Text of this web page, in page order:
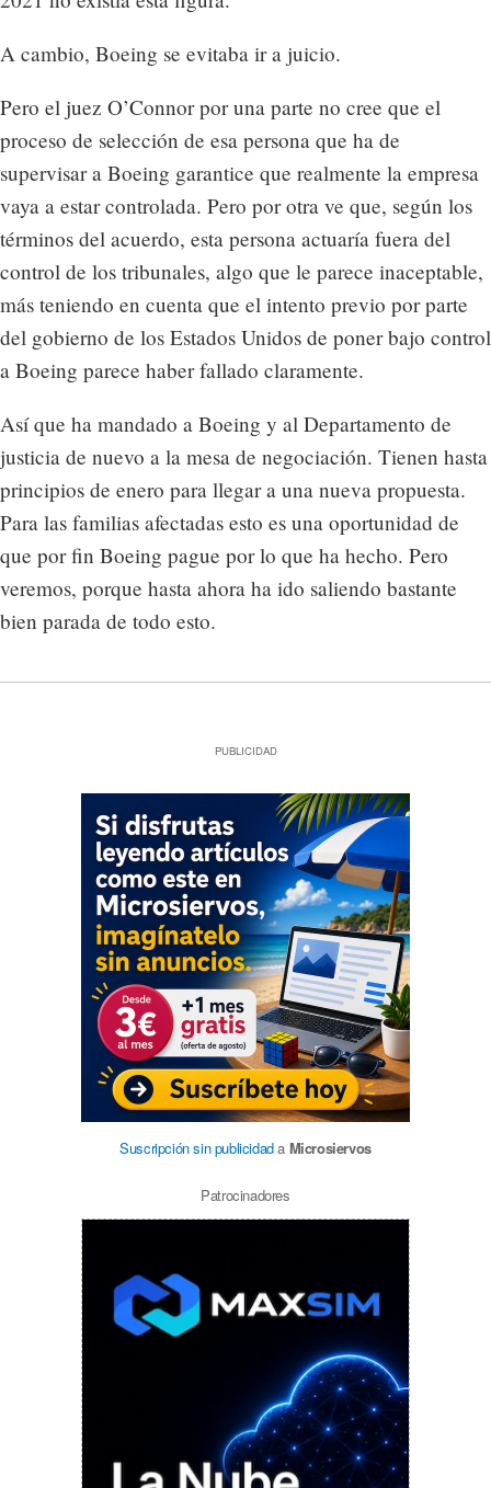
A cambio, Boeing se evitaba ir a juicio.
Pero el juez O’Connor por una parte no cree que el
proceso de selección de esa persona que ha de
supervisar a Boeing garantice que realmente la empresa
vaya a estar controlada. Pero por otra ve que, según los
términos del acuerdo, esta persona actuaría fuera del
control de los tribunales, algo que le parece inaceptable,
más teniendo en cuenta que el intento previo por parte
del gobierno de los Estados Unidos de poner bajo control
a Boeing parece haber fallado claramente.
Así que ha mandado a Boeing y al Departamento de
justicia de nuevo a la mesa de negociación. Tienen hasta
principios de enero para llegar a una nueva propuesta.
Para las familias afectadas esto es una oportunidad de
que por fin Boeing pague por lo que ha hecho. Pero
veremos, porque hasta ahora ha ido saliendo bastante
bien parada de todo esto.
PUBLICIDAD
Suscripción sin publicidada Microsiervos
Patrocinadores